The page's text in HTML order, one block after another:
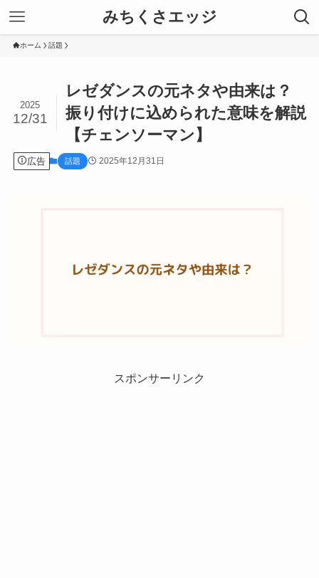
みちくさエッジ
ホーム 話題
レゼダンスの元ネタや由来は？
振り付けに込められた意味を解説
【チェンソーマン】
2025
12/31
広告 話題 2025年12月31日
スポンサーリンク